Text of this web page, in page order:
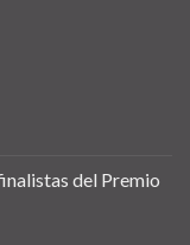
del Premio